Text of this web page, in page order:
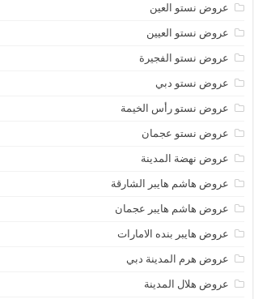
عروض نستو العين
عروض نستو العيين
عروض نستو الفجيرة
عروض نستو دبي
عروض نستو رأس الخيمة
عروض نستو عجمان
عروض نهضة المدينة
عروض هاشم هايبر الشارقة
عروض هاشم هايبر عجمان
عروض هايبر بنده الامارات
عروض هرم المدينة دبي
عروض هلال المدينة